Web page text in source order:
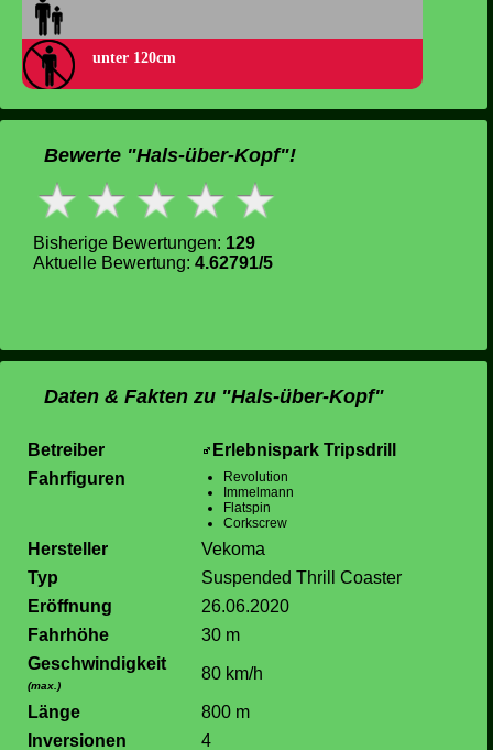
unter 120cm
Bewerte "Hals-über-Kopf"!
Bisherige Bewertungen: 129
Aktuelle Bewertung: 4.62791/5
Daten & Fakten zu "Hals-über-Kopf"
Betreiber
Erlebnispark Tripsdrill
Fahrfiguren
Revolution
Immelmann
Flatspin
Corkscrew
Hersteller
Vekoma
Typ
Suspended Thrill Coaster
Eröffnung
26.06.2020
Fahrhöhe
30 m
Geschwindigkeit
(max.)
80 km/h
Länge
800 m
Inversionen
4